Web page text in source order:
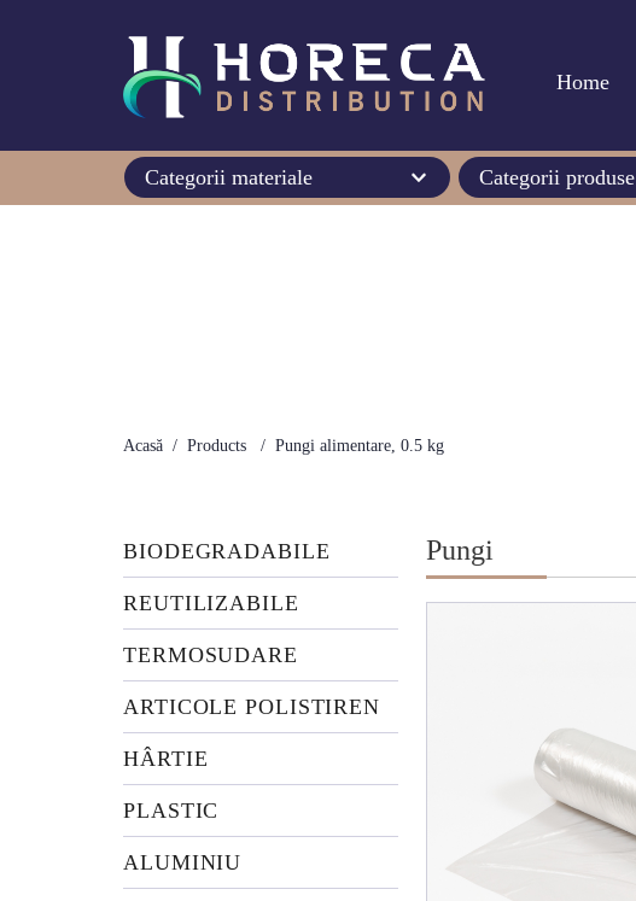
Home
Categorii materiale Categorii produse
Acasă Products Pungi alimentare, 0.5 kg
BIODEGRADABILE
REUTILIZABILE
TERMOSUDARE
ARTICOLE POLISTIREN
HÂRTIE
PLASTIC
ALUMINIU
Pungi